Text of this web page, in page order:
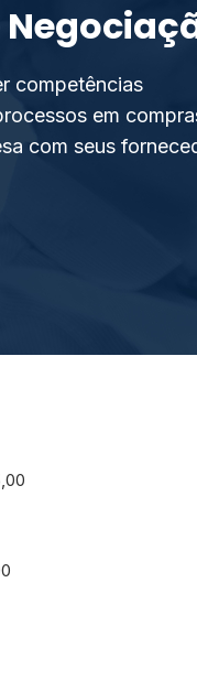
competências
em
com seus